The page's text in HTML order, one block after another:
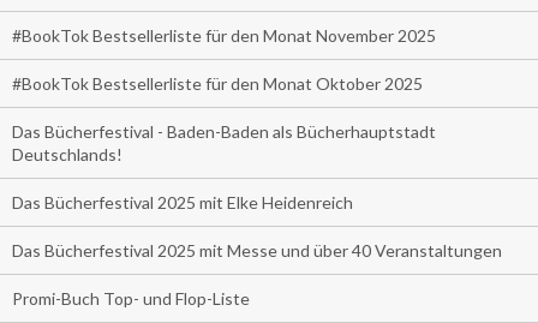
#BookTok Bestsellerliste für den Monat November 2025
#BookTok Bestsellerliste für den Monat Oktober 2025
Das Bücherfestival - Baden-Baden als Bücherhauptstadt
Deutschlands!
Das Bücherfestival 2025 mit Elke Heidenreich
Das Bücherfestival 2025 mit Messe und über 40 Veranstaltungen
Promi-Buch Top- und Flop-Liste